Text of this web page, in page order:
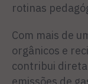
rotinas
Com mais de
orgânicos e
contribui
emissões de